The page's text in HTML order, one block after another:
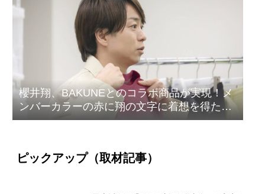
櫻井翔、BAKUNEとのコラボ商品が実現！メ
ンバーカラーの赤に翔の文字に着想を得たデ
ザイン
ピックアップ（取材記事）